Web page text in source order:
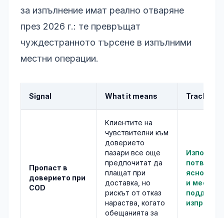
за изпълнение имат реално отваряне
през 2026 г.: те превръщат
чуждестранното търсене в изпълними
местни операции.
Signal What it means Trackify
Пропаст в
доверието при
COD
Клиентите на
чувствителни към
доверието
пазари все още
предпочитат да
плащат при
доставка, но
рискът от отказ
нараства, когато
обещанията за
ясно
и местна